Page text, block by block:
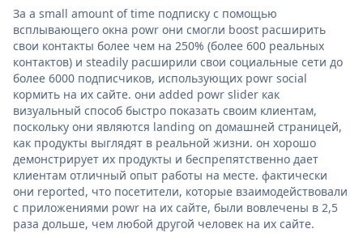
За a small amount of time подписку с помощью
всплывающего окна powr они смогли boost расширить
свои контакты более чем на 250% (более 600 реальных
контактов) и steadily расширили свои социальные сети до
более 6000 подписчиков, использующих powr social
кормить на их сайте. они added powr slider как
визуальный способ быстро показать своим клиентам,
поскольку они являются landing on домашней страницей,
как продукты выглядят в реальной жизни. он хорошо
демонстрирует их продукты и беспрепятственно дает
клиентам отличный опыт работы на месте. фактически
они reported, что посетители, которые взаимодействовали
с приложениями powr на их сайте, были вовлечены в 2,5
раза дольше, чем любой другой человек на их сайте.